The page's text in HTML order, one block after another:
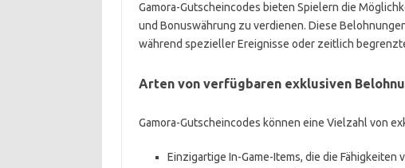
Gamora-Gutscheincodes bieten Spielern die
und Bonuswährung zu verdienen. Diese
während spezieller Ereignisse oder zeitlich
Arten von verfügbaren exklusiven
Gamora-Gutscheincodes können eine Vielzahl von
Einzigartige In-Game-Items, die die Fähigkeiten